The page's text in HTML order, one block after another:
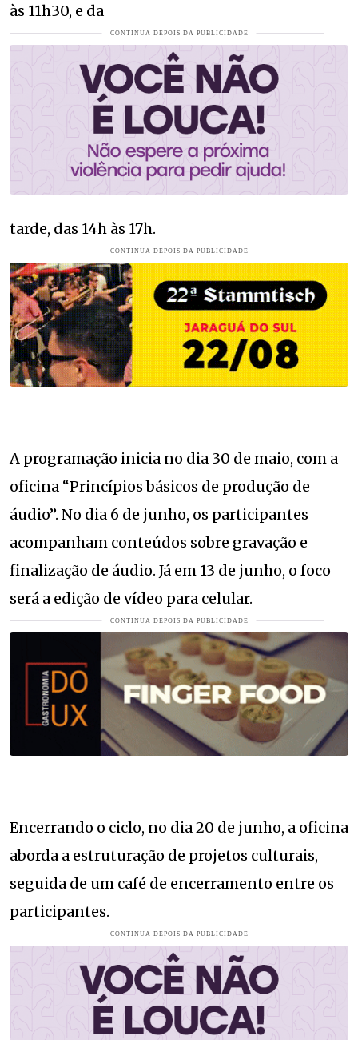
às 11h30, e da
tarde, das 14h às 17h.
A programação inicia no dia 30 de maio, com a
oficina “Princípios básicos de produção de
áudio”. No dia 6 de junho, os participantes
acompanham conteúdos sobre gravação e
finalização de áudio. Já em 13 de junho, o foco
será a edição de vídeo para celular.
Encerrando o ciclo, no dia 20 de junho, a oficina
aborda a estruturação de projetos culturais,
seguida de um café de encerramento entre os
participantes.